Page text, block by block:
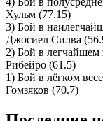
Хульм (77.15)
3) Бой в
Джосиел Силва
2) Бой в
Рибейро (61.5)
1) Бой в лёгком
Гомзяков (70.7)